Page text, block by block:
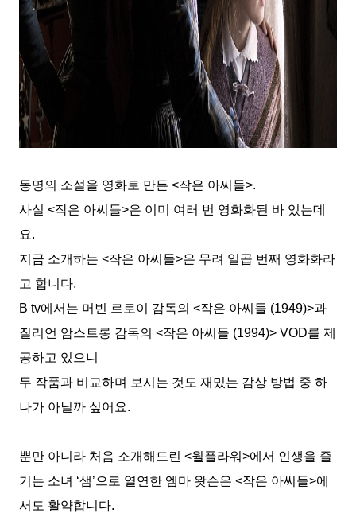
동명의 소설을 영화로 만든 <작은 아씨들>.
사실 <작은 아씨들>은 이미 여러 번 영화화된 바 있는데
요.
지금 소개하는 <작은 아씨들>은 무려 일곱 번째 영화화라
고 합니다.
B tv에서는 머빈 르로이 감독의 <작은 아씨들 (1949)>과
질리언 암스트롱 감독의 <작은 아씨들 (1994)> VOD를 제
공하고 있으니
두 작품과 비교하며 보시는 것도 재밌는 감상 방법 중 하
나가 아닐까 싶어요.
뿐만 아니라 처음 소개해드린 <월플라워>에서 인생을 즐
기는 소녀 ‘샘’으로 열연한 엠마 왓슨은 <작은 아씨들>에
서도 활약합니다.